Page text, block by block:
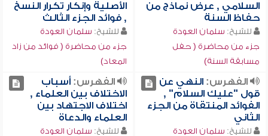
السلامي , عرض نماذج من
حفاظ السنة
للشيخ: سلمان العودة
جزء من محاضرة ( حفل
مسابقة السنة)
الأصلية وإنكار تكرار النسخ
, فوائد الجزء الثالث
للشيخ: سلمان العودة
جزء من محاضرة ( فوائد من زاد
المعاد)
الفهرس:النهي عن
قول "عليك السلام" ,
الفوائد المنتقاة من الجزء
الثاني
للشيخ: سلمان العودة
الفهرس:أسباب
الاختلاف بين العلماء ,
اختلاف الاجتهاد بين
العلماء والدعاة
للشيخ: سلمان العودة